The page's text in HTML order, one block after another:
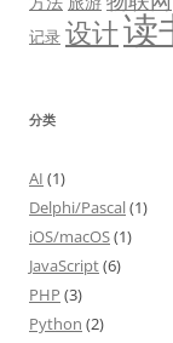
记录 设计读
分类
AI (1)
Delphi/Pascal(1)
iOS/macOS(1)
JavaScript(6)
PHP (3)
Python (2)